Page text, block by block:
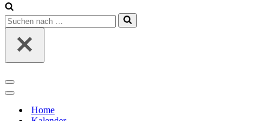
Suchen
nach …
Navigationsmenü
Navigationsmenü
Home